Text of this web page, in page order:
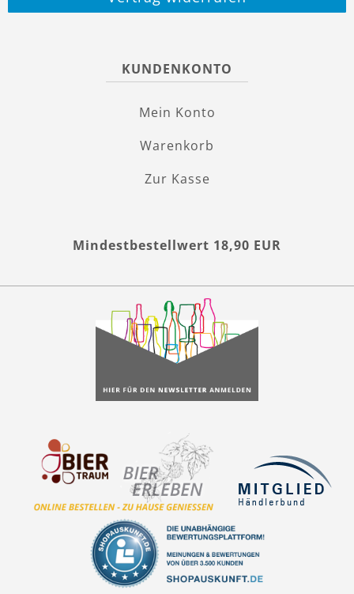
KUNDENKONTO
Mein Konto
Warenkorb
Zur Kasse
Mindestbestellwert 18,90 EUR